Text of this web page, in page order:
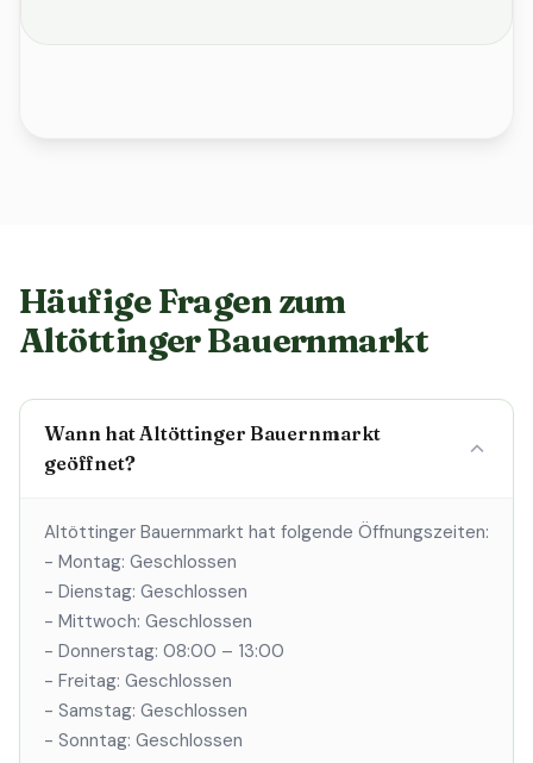
Häufige Fragen zum
Altöttinger Bauernmarkt
Wann hat Altöttinger Bauernmarkt
geöffnet?
Altöttinger Bauernmarkt hat folgende Öffnungszeiten:
- Montag: Geschlossen
- Dienstag: Geschlossen
- Mittwoch: Geschlossen
- Donnerstag: 08:00 – 13:00
- Freitag: Geschlossen
- Samstag: Geschlossen
- Sonntag: Geschlossen